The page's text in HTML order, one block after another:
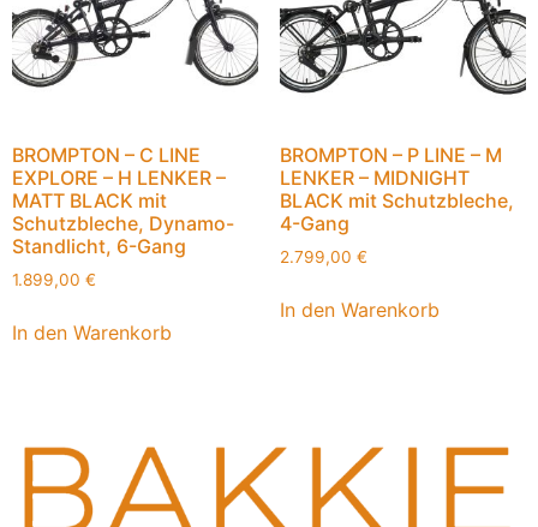
BROMPTON – C LINE
EXPLORE – H LENKER –
MATT BLACK mit
Schutzbleche, Dynamo-
Standlicht, 6-Gang
1.899,00 €
In den Warenkorb
BROMPTON – P LINE – M
LENKER – MIDNIGHT
BLACK mit Schutzbleche,
4-Gang
2.799,00 €
In den Warenkorb